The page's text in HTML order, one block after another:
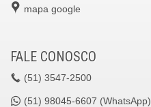
mapa google
FALE CONOSCO
(51) 3547-2500
(51) 98045-6607 (WhatsApp)